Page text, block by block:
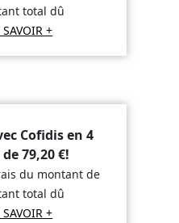
total dû
SAVOIR +
Cofidis en 4
de79,20€!
du montant de
total dû
SAVOIR +